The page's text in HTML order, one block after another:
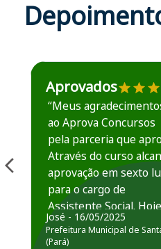
Estudante José recomenda
Aprovados
“Meus
ao Aprova Concursos
pela parceria que
Através do curso
aprovação em sexto
para o cargo de
Assistente Social. Hoje
estou atuando na
Prefeitura de
José - 16/05/2025
Prefeitura Municipal de
(Pará)